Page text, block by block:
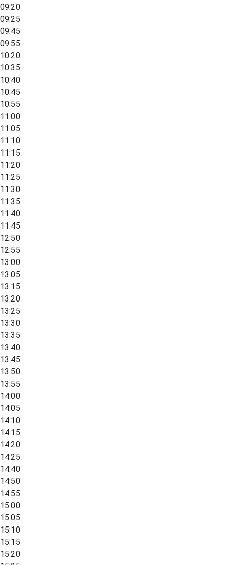
09:20
09:25
09:45
09:55
10:20
10:35
10:40
10:45
10:55
11:00
11:05
11:10
11:15
11:20
11:25
11:30
11:35
11:40
11:45
12:50
12:55
13:00
13:05
13:15
13:20
13:25
13:30
13:35
13:40
13:45
13:50
13:55
14:00
14:05
14:10
14:15
14:20
14:25
14:40
14:50
14:55
15:00
15:05
15:10
15:15
15:20